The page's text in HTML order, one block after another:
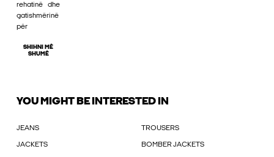
rehatinë dhe
gatishmërinë
për
SHIHNI MË
SHUMË
YOU MIGHT BE INTERESTED IN
JEANS TROUSERS
JACKETS BOMBER JACKETS